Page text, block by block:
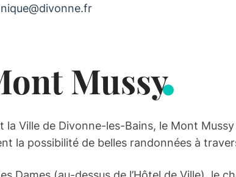
Mussy
la Ville de Divonne-les-Bains, le Mont
la possibilité de belles randonnées à